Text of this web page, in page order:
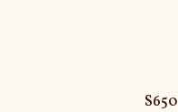
S650 黑白條紋T恤 Black and